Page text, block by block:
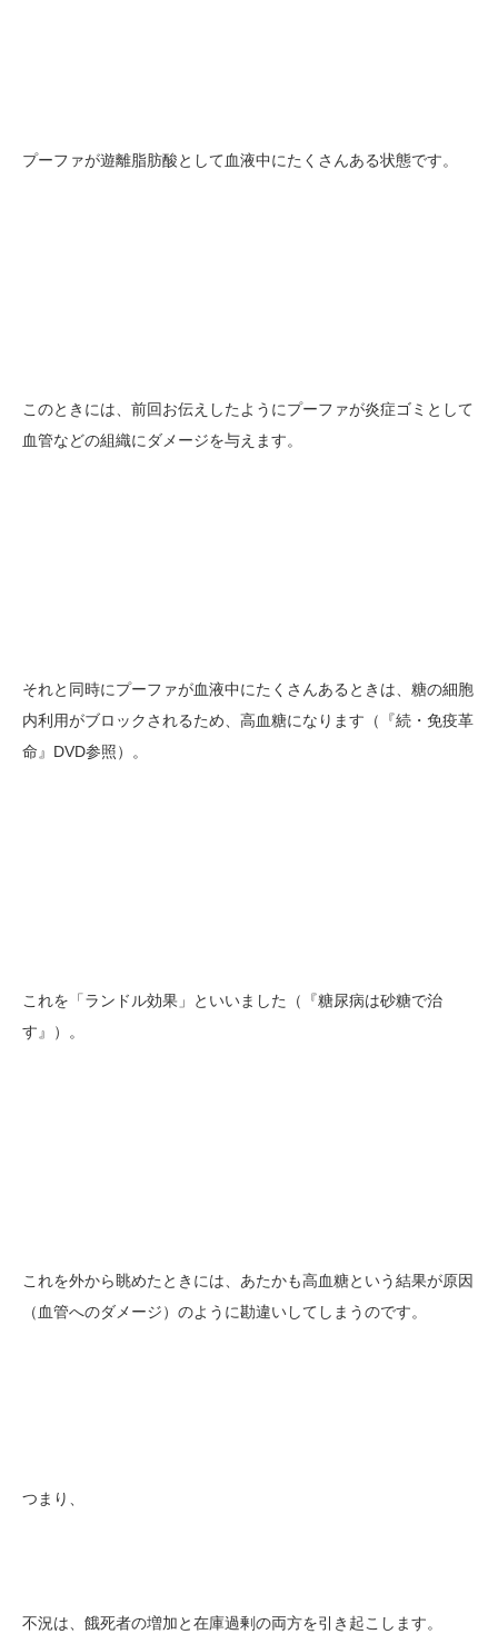
プーファが遊離脂肪酸として血液中にたくさんある状態です。
このときには、前回お伝えしたようにプーファが炎症ゴミとして
血管などの組織にダメージを与えます。
それと同時にプーファが血液中にたくさんあるときは、糖の細胞
内利用がブロックされるため、高血糖になります（『続・免疫革
命』DVD参照）。
これを「ランドル効果」といいました（『糖尿病は砂糖で治
す』）。
これを外から眺めたときには、あたかも高血糖という結果が原因
（血管へのダメージ）のように勘違いしてしまうのです。
つまり、
不況は、餓死者の増加と在庫過剰の両方を引き起こします。